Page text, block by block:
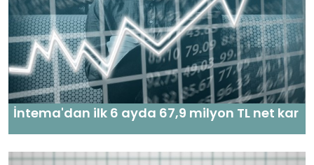
İntema'dan ilk 6 ayda 67,9 milyon TL net kar